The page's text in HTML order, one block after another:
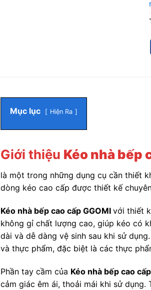
Mục lục
Hiện Ra
Giới thiệu Kéo nhà bếp
là một trong những dụng cụ cần thiết
dòng kéo cao cấp được thiết kế
Kéo nhà bếp cao cấp GGOMIvới thiết
không gỉ chất lượng cao, giúp kéo có
dài và dễ dàng vệ sinh sau khi sử
và thực phẩm, đặc biệt là các thực
Phần tay cầm của Kéo nhà bếp cao
cảm giác êm ái, thoải mái khi sử